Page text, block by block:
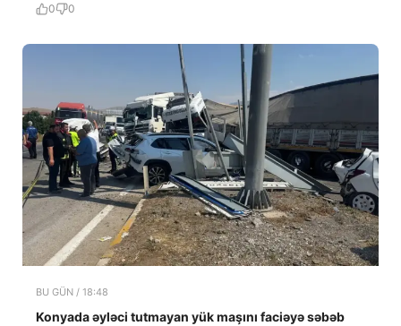
0 0
BU GÜN / 18:48
Konyada əyləci tutmayan yük maşını faciəyə səbəb